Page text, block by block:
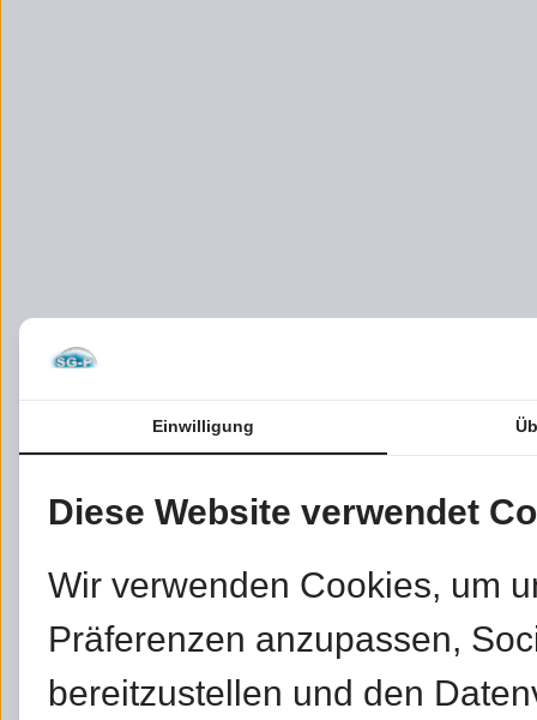
Einwilligung
Diese Website verwendet
Wir verwenden Cookies, um
Präferenzen anzupassen,
bereitzustellen und den